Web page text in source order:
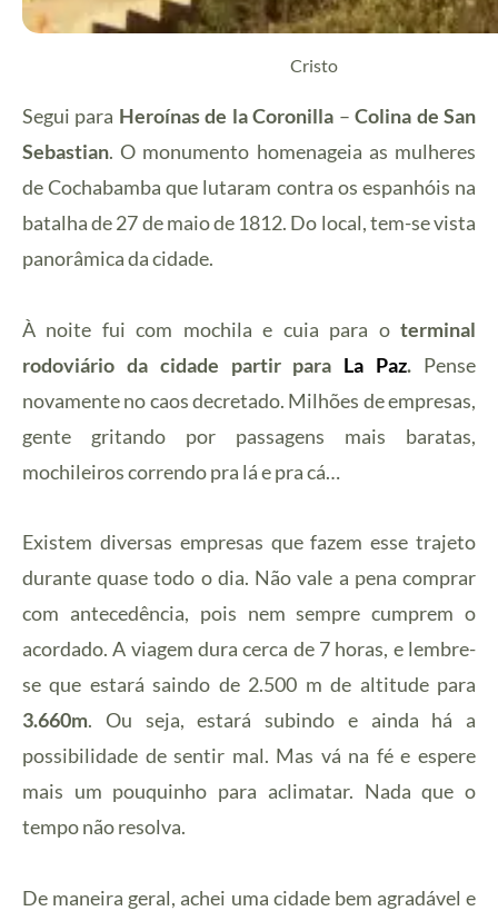
Cristo
Segui para Heroínas de la Coronilla –Colina de San
Sebastian. O monumento homenageia as mulheres
de Cochabamba que lutaram contra os espanhóis na
batalha de 27 de maio de 1812. Do local, tem-se vista
panorâmica da cidade.
À noite fui com mochila e cuia para o terminal
rodoviário da cidade partir para La Paz. Pense
novamente no caos decretado. Milhões de empresas,
gente gritando por passagens mais baratas,
mochileiros correndo pra lá e pra cá…
Existem diversas empresas que fazem esse trajeto
durante quase todo o dia. Não vale a pena comprar
com antecedência, pois nem sempre cumprem o
acordado. A viagem dura cerca de 7 horas, e lembre-
se que estará saindo de 2.500 m de altitude para
3.660m. Ou seja, estará subindo e ainda há a
possibilidade de sentir mal. Mas vá na fé e espere
mais um pouquinho para aclimatar. Nada que o
tempo não resolva.
De maneira geral, achei uma cidade bem agradável e